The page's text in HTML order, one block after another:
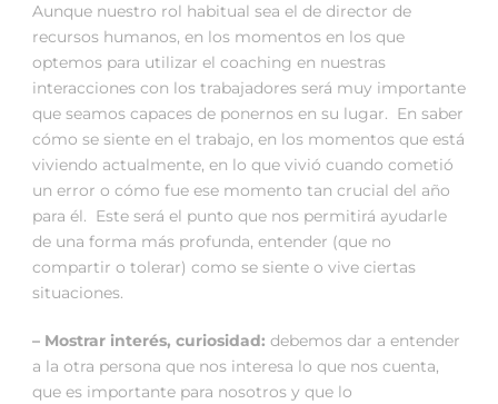
Aunque nuestro rol habitual sea el de director de
recursos humanos, en los momentos en los que
optemos para utilizar el coaching en nuestras
interacciones con los trabajadores será muy importante
que seamos capaces de ponernos en su lugar. En saber
cómo se siente en el trabajo, en los momentos que está
viviendo actualmente, en lo que vivió cuando cometió
un error o cómo fue ese momento tan crucial del año
para él. Este será el punto que nos permitirá ayudarle
de una forma más profunda, entender (que no
compartir o tolerar) como se siente o vive ciertas
situaciones.
– Mostrar interés, curiosidad: debemos dar a entender
a la otra persona que nos interesa lo que nos cuenta,
que es importante para nosotros y que lo